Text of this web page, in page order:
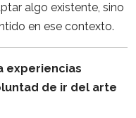
algo existente, sino
en ese contexto.
experiencias
de ir del arte